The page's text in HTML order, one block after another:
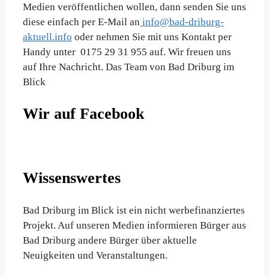
Medien veröffentlichen wollen, dann senden Sie uns
diese einfach per E-Mail an info@bad-driburg-
aktuell.info oder nehmen Sie mit uns Kontakt per
Handy unter 0175 29 31 955 auf. Wir freuen uns
auf Ihre Nachricht. Das Team von Bad Driburg im
Blick
Wir auf Facebook
Wissenswertes
Bad Driburg im Blick ist ein nicht werbefinanziertes
Projekt. Auf unseren Medien informieren Bürger aus
Bad Driburg andere Bürger über aktuelle
Neuigkeiten und Veranstaltungen.